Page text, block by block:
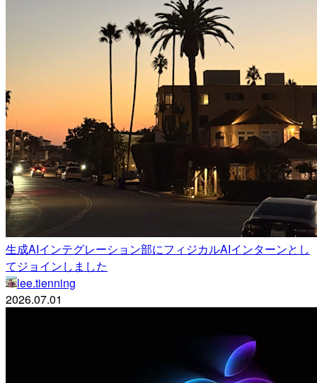
生成AIインテグレーション部にフィジカルAIインターンとし
てジョインしました
lee.tienning
2026.07.01